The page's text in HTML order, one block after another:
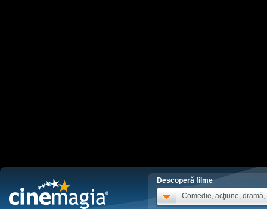
Descoperă filme
Comedie, acţiune, dramă,